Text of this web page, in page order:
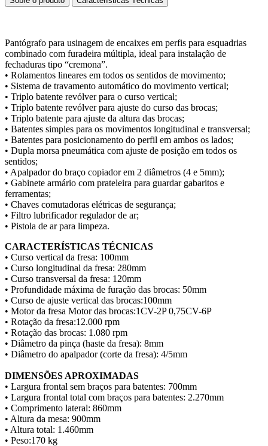
Pantógrafo para usinagem de encaixes em perfis para esquadrias
combinado com furadeira múltipla, ideal para instalação de
fechaduras tipo “cremona”.
• Rolamentos lineares em todos os sentidos de movimento;
• Sistema de travamento automático do movimento vertical;
• Triplo batente revólver para o curso vertical;
• Triplo batente revólver para ajuste do curso das brocas;
• Triplo batente para ajuste da altura das brocas;
• Batentes simples para os movimentos longitudinal e transversal;
• Batentes para posicionamento do perfil em ambos os lados;
• Dupla morsa pneumática com ajuste de posição em todos os
sentidos;
• Apalpador do braço copiador em 2 diâmetros (4 e 5mm);
• Gabinete armário com prateleira para guardar gabaritos e
ferramentas;
• Chaves comutadoras elétricas de segurança;
• Filtro lubrificador regulador de ar;
• Pistola de ar para limpeza.
CARACTERÍSTICAS TÉCNICAS
• Curso vertical da fresa: 100mm
• Curso longitudinal da fresa: 280mm
• Curso transversal da fresa: 120mm
• Profundidade máxima de furação das brocas: 50mm
• Curso de ajuste vertical das brocas:100mm
• Motor da fresa Motor das brocas:1CV-2P 0,75CV-6P
• Rotação da fresa:12.000 rpm
• Rotação das brocas: 1.080 rpm
• Diâmetro da pinça (haste da fresa): 8mm
• Diâmetro do apalpador (corte da fresa): 4/5mm
DIMENSÕES APROXIMADAS
• Largura frontal sem braços para batentes: 700mm
• Largura frontal total com braços para batentes: 2.270mm
• Comprimento lateral: 860mm
• Altura da mesa: 900mm
• Altura total: 1.460mm
• Peso:170 kg